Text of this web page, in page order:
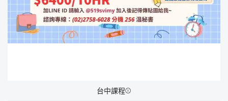
台中課程⚾